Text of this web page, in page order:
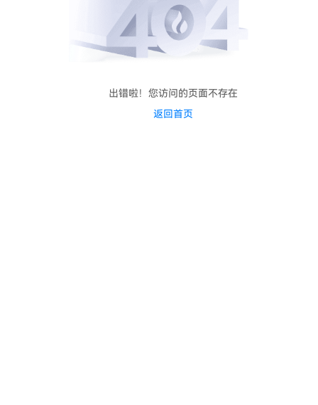
出错啦！您访问的页面不存在
返回首页